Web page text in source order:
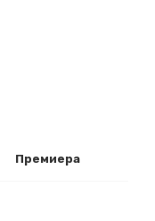
Премиера